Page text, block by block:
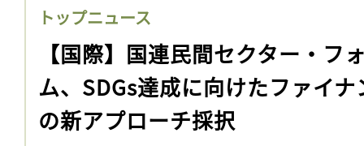
トップニュース
【国際】国連民間セクター・フ
ム、SDGs達成に向けたファイナ
の新アプローチ採択